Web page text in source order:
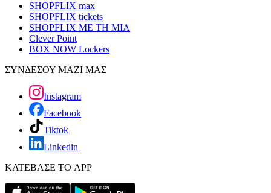
SHOPFLIX max
SHOPFLIX tickets
SHOPFLIX ΜΕ ΤΗ ΜΙΑ
Clever Point
BOX NOW Lockers
ΣΥΝΔΕΣΟΥ ΜΑΖΙ ΜΑΣ
Instagram
Facebook
Tiktok
Linkedin
ΚΑΤΕΒΑΣΕ ΤΟ APP